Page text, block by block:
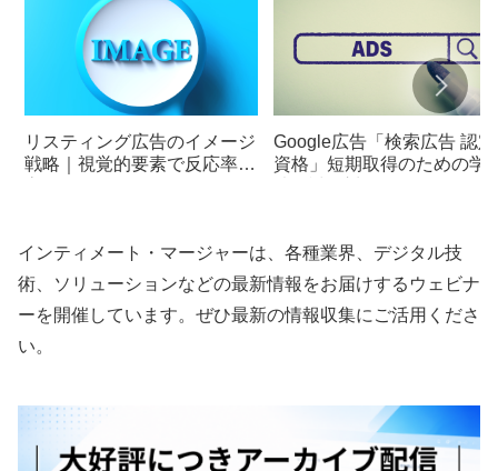
リスティング広告のイメージ
戦略｜視覚的要素で反応率を
Google広告「検索広告 認定
資格」短期取得のための学
インティメート・マージャーは、各種業界、デジタル技
術、ソリューションなどの最新情報をお届けするウェビナ
ーを開催しています。ぜひ最新の情報収集にご活用くださ
い。